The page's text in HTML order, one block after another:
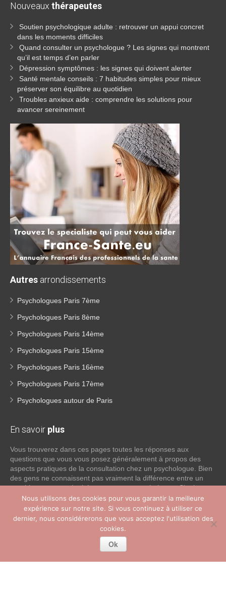
Nouveaux thérapeutes
Soutien psychologique adulte : retrouver un appui concret
dans les moments difficiles
Quand consulter un psychologue ? Les signes qui montrent
qu’il est temps d’en parler
Dépression symptômes : les signes qui doivent alerter
Santé mentale conseils : 7 habitudes simples pour mieux
préserver son équilibre au quotidien
Troubles anxieux aide : comprendre les solutions pour
avancer sereinement
Autres arrondissements
Psychologues Paris 7ème
Psychologues Paris 8ème
Psychologues Paris 14ème
Psychologues Paris 15ème
Psychologues Paris 16ème
Psychologues Paris 17ème
Psychologues autour de Paris
En savoir plus
Vous trouverez dans ces pages toutes les réponses aux
questions que vous vous posez généralement à propos des
aspects pratiques de la consultation chez un psychologue. Bien
des gens ne connaissent pas vraiment la différence entre un
psychiatre, un psychothérapeute et un psychologue. Si tel est
votre cas, voici quelques définitions qui devraient clarifier les
choses, n’hésitez pas à nous contacter:
Lire la suite
Nous utilisons des cookies pour vous garantir la meilleure
expérience sur notre site. Si vous continuez à utiliser ce
dernier, nous considérerons que vous acceptez l'utilisation des
cookies.
Ok